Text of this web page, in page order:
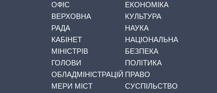
ОФІС
ВЕРХОВНА
РАДА
КАБІНЕТ
МІНІСТРІВ
ГОЛОВИ
ОБЛАДМІНІСТРАЦІЙ
МЕРИ МІСТ
ЕКОНОМІКА
КУЛЬТУРА
НАУКА
НАЦІОНАЛЬНА
БЕЗПЕКА
ПОЛІТИКА
ПРАВО
СУСПІЛЬСТВО